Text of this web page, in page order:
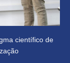
científico de